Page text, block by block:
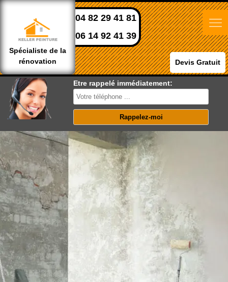
Spécialiste de la
rénovation
04 82 29 41 81
06 14 92 41 39
Devis Gratuit
Etre rappelé immédiatement: